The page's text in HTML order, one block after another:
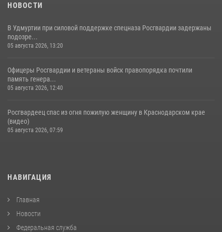
НОВОСТИ
В Удмуртии при силовой поддержке спецназа Росгвардии задержаны
подозре...
05 августа 2026, 13:20
Офицеры Росгвардии и ветераны войск правопорядка почтили
память генера...
05 августа 2026, 12:40
Росгвардеец спас из огня пожилую женщину в Краснодарском крае
(видео)
05 августа 2026, 07:59
НАВИГАЦИЯ
Главная
Новости
Федеральная служба